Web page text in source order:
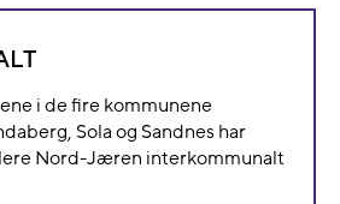
i de fire kommunene
Sola og Sandnes har
Nord-Jæren interkommunalt